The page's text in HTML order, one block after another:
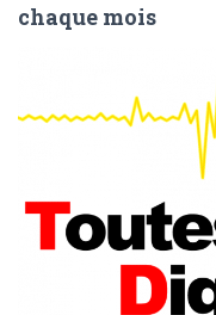
chaque mois